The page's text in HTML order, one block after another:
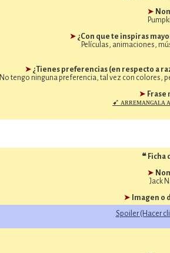
➤
➤ ¿Con que te inspiras
Películas, animaciones,
➤ ¿Tienes preferencias (en respecto a
No tengo ninguna preferencia, tal vez con colores,
➤ Frase
➹ ᴀʀʀᴇᴍᴀɴɢᴀʟᴀ
❝ Ficha
➤
Jack
➤ Imagen o
Spoiler (Hacer